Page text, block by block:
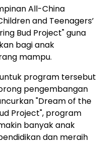
All-China
and Teenagers’
Bud Project" guna
bagi anak
mampu.
program tersebut
pengembangan
"Dream of the
Project", program
banyak anak
dan meraih